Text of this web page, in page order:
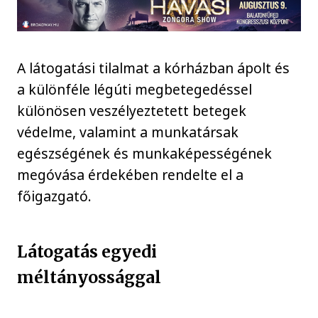
A látogatási tilalmat a kórházban ápolt és
a különféle légúti megbetegedéssel
különösen veszélyeztetett betegek
védelme, valamint a munkatársak
egészségének és munkaképességének
megóvása érdekében rendelte el a
főigazgató.
Látogatás egyedi
méltányossággal